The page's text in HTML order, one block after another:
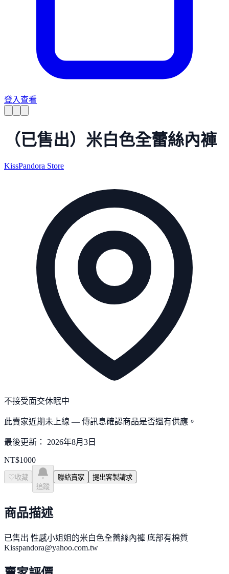
登入查看
（已售出）米白色全蕾絲內褲
KissPandora Store
不接受面交休眠中
此賣家近期未上線 — 傳訊息確認商品是否還有供應。
最後更新： 2026年8月3日
NT$1000
♡ 收藏
追蹤
聯絡賣家 提出客製請求
商品描述
已售出 性感小姐姐的米白色全蕾絲內褲 底部有棉質
Kisspandora@yahoo.com.tw